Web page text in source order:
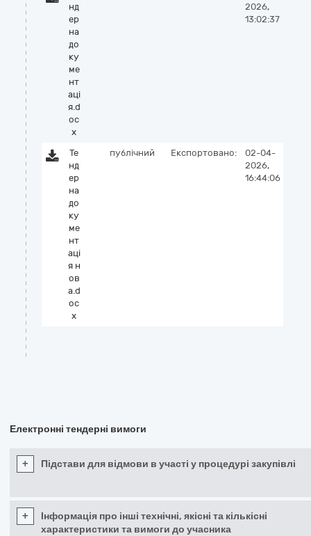
нд
ер
на
до
ку
ме
нт
аці
я.d
oc
x
2026,
13:02:37
Те
нд
ер
на
до
ку
ме
нт
аці
я н
ов
а.d
oc
x
публічний Експортовано:
02-04-
2026,
16:44:06
Електронні тендерні вимоги
+ Підстави для відмови в участі у процедурі закупівлі
+
Інформація про інші технічні, якісні та кількісні
характеристики та вимоги до учасника